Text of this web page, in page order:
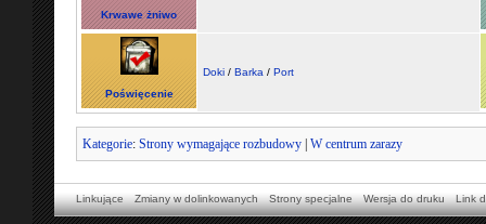
Krwawe żniwo
Poświęcenie
Doki / Barka / Port
Kategorie: Strony wymagające rozbudowy | W centrum zarazy
Linkujące Zmiany w dolinkowanych Strony specjalne Wersja do druku Link